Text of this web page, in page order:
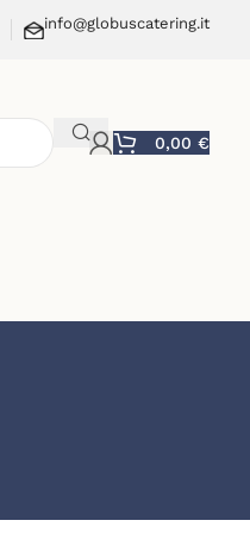
info@globuscatering.it
0,00 €